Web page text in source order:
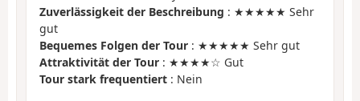
Zuverlässigkeit der Beschreibung : ★★★★★ Sehr
gut
Bequemes Folgen der Tour : ★★★★★ Sehr gut
Attraktivität der Tour : ★★★★☆ Gut
Tour stark frequentiert : Nein